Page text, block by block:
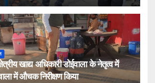
खाद्य अधिकारी डोईवाला के नेतृत्व में
में औचक निरीक्षण किया